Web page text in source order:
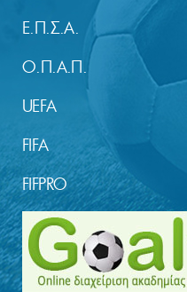
Ε.Π.Σ.Α.
Ο.Π.Α.Π.
UEFA
FIFA
FIFPRO